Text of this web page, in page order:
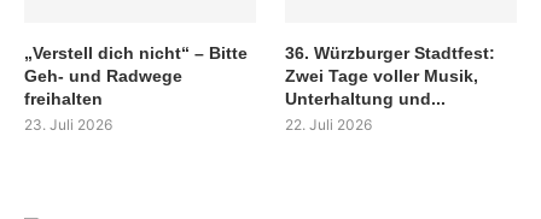
„Verstell dich nicht“ – Bitte
Geh- und Radwege
freihalten
23. Juli 2026
36. Würzburger Stadtfest:
Zwei Tage voller Musik,
Unterhaltung und...
22. Juli 2026